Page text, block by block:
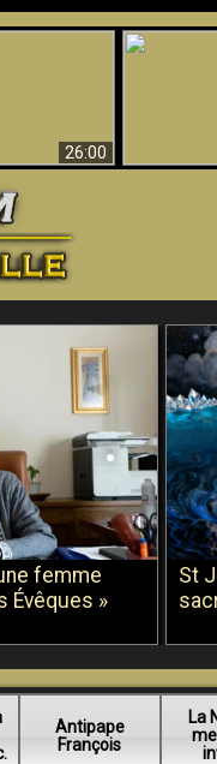
26:00
femme
Évêques »
St
Antipape
François
La